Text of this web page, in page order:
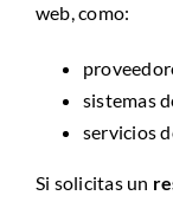
web, como:
sistemas
servicios
Si solicitas un